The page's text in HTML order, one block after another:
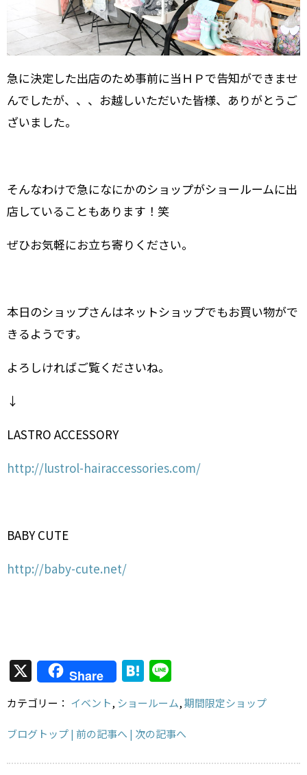
急に決定した出店のため事前に当ＨＰで告知ができませ
んでしたが、、、お越しいただいた皆様、ありがとうご
ざいました。
そんなわけで急になにかのショップがショールームに出
店していることもあります！笑
ぜひお気軽にお立ち寄りください。
本日のショップさんはネットショップでもお買い物がで
きるようです。
よろしければご覧くださいね。
↓
LASTRO ACCESSORY
http://lustrol-hairaccessories.com/
BABY CUTE
http://baby-cute.net/
X Share H
at
e
n
a
n
e
カテゴリー： イベント, ショールーム,期間限定ショップ
ブログトップ| 前の記事へ | 次の記事へ